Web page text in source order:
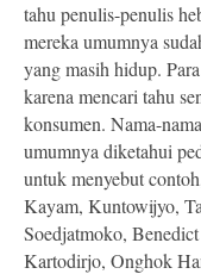
tahu penulis-penulis
mereka umumnya
yang masih hidup.
karena mencari tahu
konsumen. Nama-
umumnya diketahui
untuk menyebut
Kayam, Kuntowijyo,
Soedjatmoko,
Kartodirjo, Onghok